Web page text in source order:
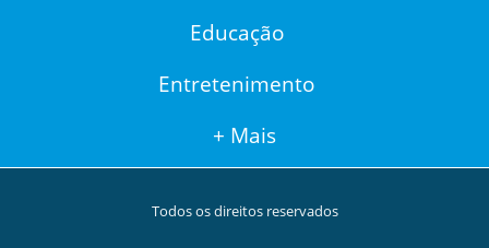
Educação
Entretenimento
+ Mais
Todos os direitos reservados